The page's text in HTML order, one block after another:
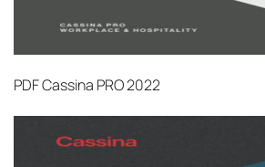
PDFCassina PRO 2022